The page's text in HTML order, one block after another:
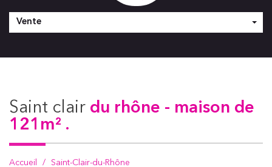
Vente
saint clair du rhône - maison de
121m² .
Accueil
Saint-Clair-du-Rhône